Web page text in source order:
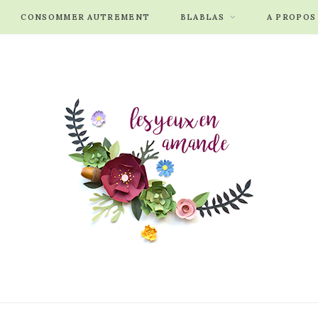
CONSOMMER AUTREMENT BLABLAS A PROPOS